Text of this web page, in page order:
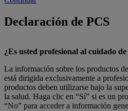
Declaración de PCS
¿Es usted profesional al cuidado
La información sobre los productos
está dirigida exclusivamente a
productos deben utilizarse bajo la
la salud. Haga clic en “Sí” si es un
“No” para acceder a información